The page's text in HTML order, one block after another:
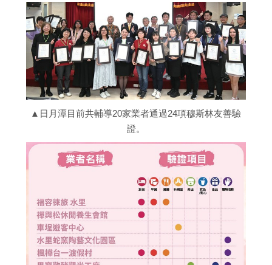
▲日月潭目前共輔導20家業者通過24項穆斯林友善驗
證。